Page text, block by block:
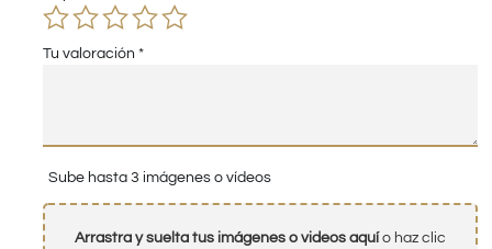
Tu valoración *
Sube hasta 3 imágenes o vídeos
Arrastra y suelta tus imágenes o videos aquío haz clic